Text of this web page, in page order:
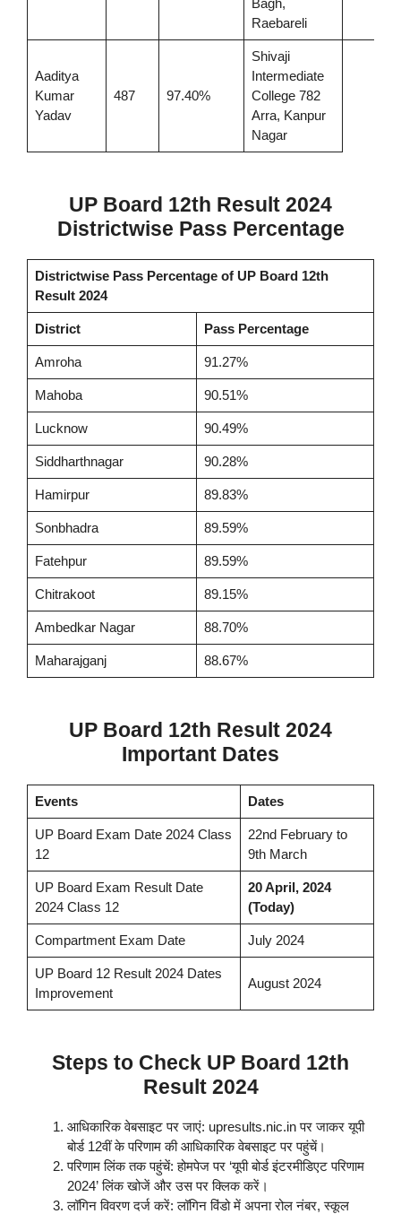
Raebareli
Aaditya
Kumar
Yadav
487 97.40%
Shivaji
Intermediate
College 782
Arra, Kanpur
Nagar
UP Board 12th Result 2024
Districtwise Pass Percentage
Districtwise Pass Percentage of UP Board 12th
Result 2024
District Pass Percentage
Amroha 91.27%
Mahoba 90.51%
Lucknow 90.49%
Siddharthnagar 90.28%
Hamirpur 89.83%
Sonbhadra 89.59%
Fatehpur 89.59%
Chitrakoot 89.15%
Ambedkar Nagar 88.70%
Maharajganj 88.67%
UP Board 12th Result 2024
Important Dates
Events Dates
UP Board Exam Date 2024 Class
12
22nd February to
9th March
UP Board Exam Result Date
2024 Class 12
20 April, 2024
(Today)
Compartment Exam Date July 2024
UP Board 12 Result 2024 Dates
Improvement
August 2024
Steps to Check UP Board 12th
Result 2024
आधिकारिक वेबसाइट पर जाएं: upresults.nic.in पर जाकर यूपी
बोर्ड 12वीं के परिणाम की आधिकारिक वेबसाइट पर पहुंचें।
परिणाम लिंक तक पहुंचें: होमपेज पर ‘यूपी बोर्ड इंटरमीडिएट परिणाम
2024’ लिंक खोजें और उस पर क्लिक करें।
लॉगिन विवरण दर्ज करें: लॉगिन विंडो में अपना रोल नंबर, स्कूल